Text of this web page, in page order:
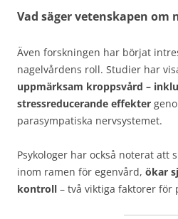
Vad säger vetenskapen om
Även forskningen har börjat
nagelvårdens roll. Studier har
uppmärksam kroppsvård –
stressreducerande effekter
parasympatiska nervsystemet.
Psykologer har också noterat att
inom ramen för egenvård, ökar
kontroll – två viktiga faktorer för